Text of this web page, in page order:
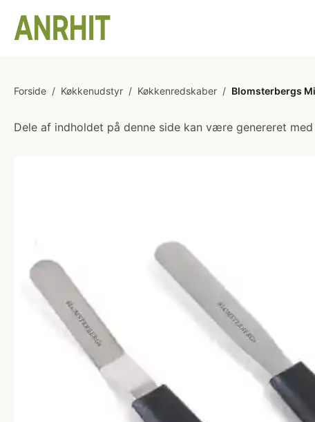
Forside / Køkkenudstyr / Køkkenredskaber / Blomsterbergs
Dele af indholdet på denne side kan være genereret